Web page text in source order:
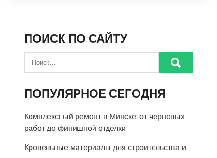
ПОИСК ПО САЙТУ
ПОПУЛЯРНОЕ СЕГОДНЯ
Комплексный ремонт в Минске: от черновых
работ до финишной отделки
Кровельные материалы для строительства и